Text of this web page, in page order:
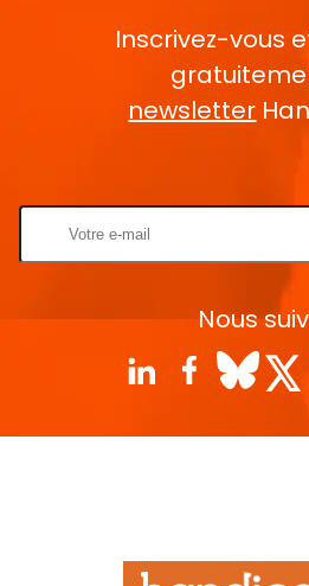
Inscrivez-vous
newsletter
Nous